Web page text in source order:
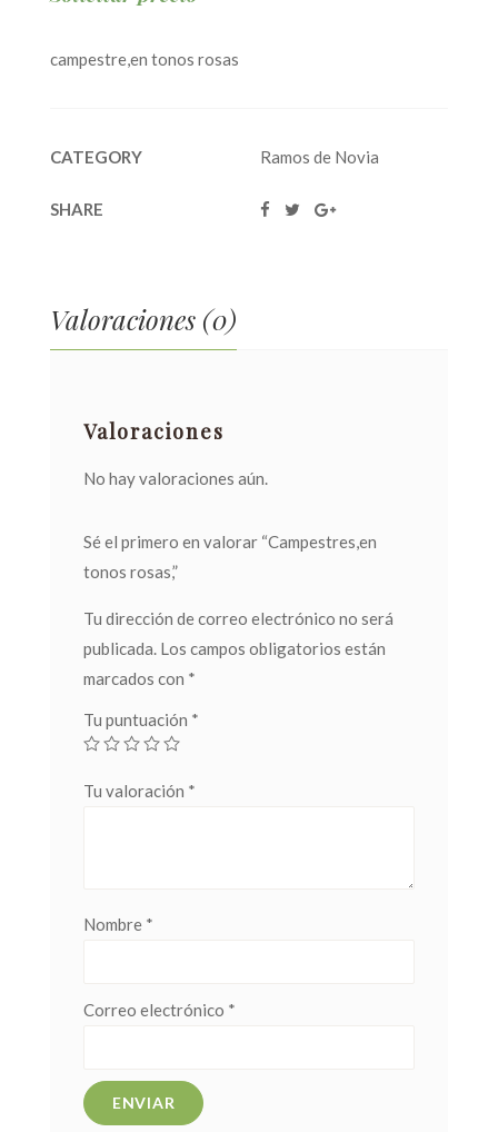
campestre,en tonos rosas
CATEGORY Ramos de Novia
SHARE
Valoraciones (0)
Valoraciones
No hay valoraciones aún.
Sé el primero en valorar “Campestres,en
tonos rosas,”
Tu dirección de correo electrónico no será
publicada. Los campos obligatorios están
marcados con *
Tu puntuación *
Tu valoración *
Nombre *
Correo electrónico *